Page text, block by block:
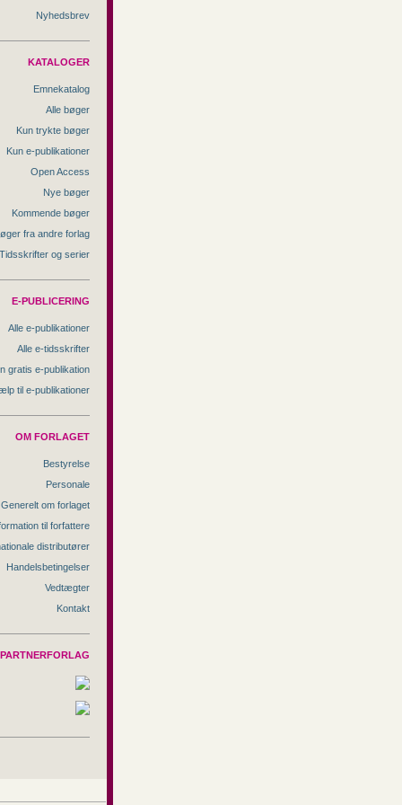
Nyhedsbrev
KATALOGER
Emnekatalog
Alle bøger
Kun trykte bøger
Kun e-publikationer
Open Access
Nye bøger
Kommende bøger
fra andre forlag
Tidsskrifter og serier
E-PUBLICERING
Alle e-publikationer
Alle e-tidsskrifter
gratis e-publikation
til e-publikationer
OM FORLAGET
Bestyrelse
Personale
Generelt om forlaget
til forfattere
distributører
Handelsbetingelser
Vedtægter
Kontakt
PARTNERFORLAG